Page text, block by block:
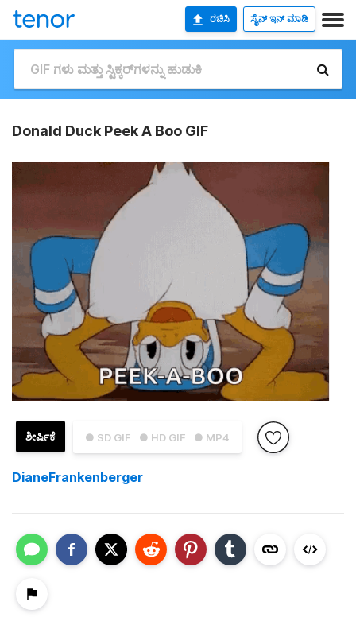
ರಚಿಸಿ ಸೈನ್ ಇನ್ ಮಾಡಿ
Donald Duck Peek A Boo GIF
● SD GIF ● HD GIF ● MP4
ಶೀರ್ಷಿಕೆ
DianeFrankenberger